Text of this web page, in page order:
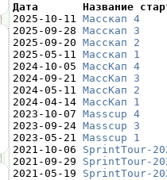
Дата       Название
2025-10-11 Масскап 4
2025-09-28 Масскап 3
2025-09-20 Масскап 2
2025-05-11 Масскап 1
2024-10-05 МассКап 4
2024-09-21 МассКап 3
2024-05-11 МассКап 2
2024-04-14 МассКап 1
2023-10-07 Masscup 4
2023-09-24 Masscup 3
2023-05-21 Masscup 1
2021-10-06 SprintTour-
2021-09-29 SprintTour-
2021-05-19 SprintTour-